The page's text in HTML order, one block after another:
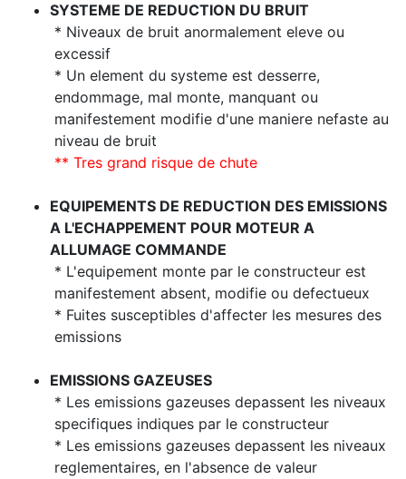
SYSTEME DE REDUCTION DU BRUIT
* Niveaux de bruit anormalement eleve ou
excessif
* Un element du systeme est desserre,
endommage, mal monte, manquant ou
manifestement modifie d'une maniere nefaste au
niveau de bruit
** Tres grand risque de chute
EQUIPEMENTS DE REDUCTION DES EMISSIONS
A L'ECHAPPEMENT POUR MOTEUR A
ALLUMAGE COMMANDE
* L'equipement monte par le constructeur est
manifestement absent, modifie ou defectueux
* Fuites susceptibles d'affecter les mesures des
emissions
EMISSIONS GAZEUSES
* Les emissions gazeuses depassent les niveaux
specifiques indiques par le constructeur
* Les emissions gazeuses depassent les niveaux
reglementaires, en l'absence de valeur